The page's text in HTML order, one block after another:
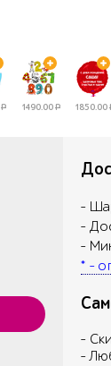
Р 1490.00Р 1850.00
-
-
-
* -
-
-